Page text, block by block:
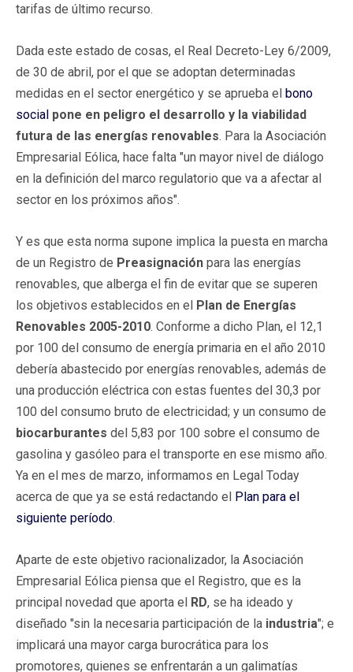
tarifas de último recurso.
Dada este estado de cosas, el Real Decreto-Ley 6/2009,
de 30 de abril, por el que se adoptan determinadas
medidas en el sector energético y se aprueba el bono
social pone en peligro el desarrollo y la viabilidad
futura de las energías renovables. Para la Asociación
Empresarial Eólica, hace falta "un mayor nivel de diálogo
en la definición del marco regulatorio que va a afectar al
sector en los próximos años".
Y es que esta norma supone implica la puesta en marcha
de un Registro de Preasignación para las energías
renovables, que alberga el fin de evitar que se superen
los objetivos establecidos en el Plan de Energías
Renovables 2005-2010. Conforme a dicho Plan, el 12,1
por 100 del consumo de energía primaria en el año 2010
debería abastecido por energías renovables, además de
una producción eléctrica con estas fuentes del 30,3 por
100 del consumo bruto de electricidad; y un consumo de
biocarburantes del 5,83 por 100 sobre el consumo de
gasolina y gasóleo para el transporte en ese mismo año.
Ya en el mes de marzo, informamos en Legal Today
acerca de que ya se está redactando el Plan para el
siguiente período.
Aparte de este objetivo racionalizador, la Asociación
Empresarial Eólica piensa que el Registro, que es la
principal novedad que aporta el RD, se ha ideado y
diseñado "sin la necesaria participación de la industria"; e
implicará una mayor carga burocrática para los
promotores, quienes se enfrentarán a un galimatías